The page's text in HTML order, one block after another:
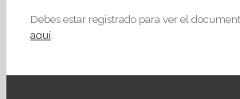
Debes estar registrado para ver el
aquí.